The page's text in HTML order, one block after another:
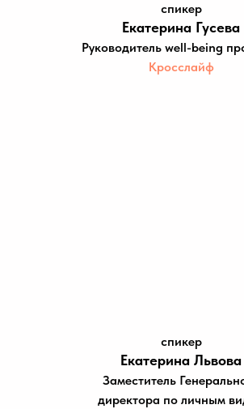
спикер
Екатерина Гусева
Руководитель well-being
Кросслайф
спикер
Екатерина Львова
Заместитель
директора по личным